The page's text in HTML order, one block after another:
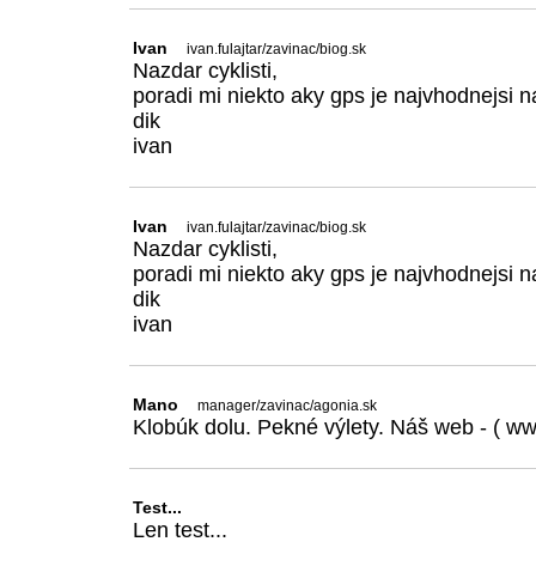
Ivan ivan.fulajtar/zavinac/biog.sk
Nazdar cyklisti,
poradi mi niekto aky gps je najvhodnejsi
dik
ivan
Ivan ivan.fulajtar/zavinac/biog.sk
Nazdar cyklisti,
poradi mi niekto aky gps je najvhodnejsi
dik
ivan
Mano manager/zavinac/agonia.sk
Klobúk dolu. Pekné výlety. Náš web - (
Test...
Len test...